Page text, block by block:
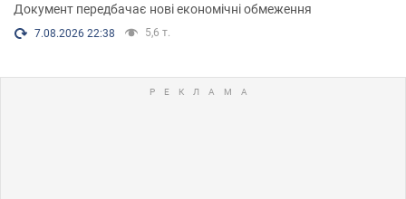
Документ передбачає нові економічні обмеження
7.08.2026 22:38 5,6 т.